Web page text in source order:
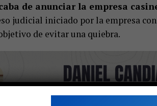
de anunciar la empresa
judicial iniciado por la empresa
de evitar una quiebra.